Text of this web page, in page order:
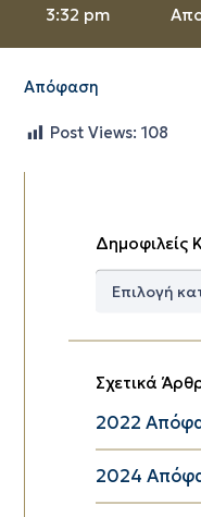
3:32 pm
Απόφαση
Post Views: 108
Δημοφιλείς
Δημοφιλείς
Σχετικά
2022
2024